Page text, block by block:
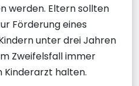
werden. Eltern sollten
Förderung eines
unter drei Jahren
Zweifelsfall immer
Kinderarzt halten.